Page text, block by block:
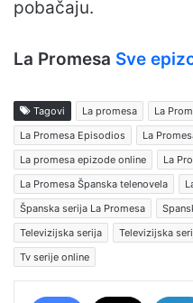
pobačaju.
La Promesa Sve
Tagovi La promesa La
La Promesa Episodios
La
La promesa epizode online
La
La Promesa Španska telenovela
Španska serija La Promesa
Televizijska serija
Televizijska
Tv serije online